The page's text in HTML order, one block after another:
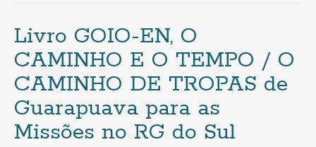
Livro GOIO-EN, O
CAMINHO E O TEMPO / O
CAMINHO DE TROPAS de
Guarapuava para as
Missões no RG do Sul